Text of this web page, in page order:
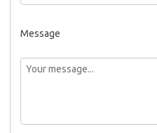
Message